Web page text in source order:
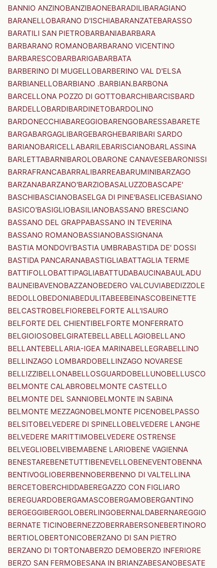
BANNIO ANZINOBANZIBAONEBARADILIBARAGIANO
BARANELLOBARANO D'ISCHIABARANZATEBARASSO
BARATILI SAN PIETROBARBANIABARBARA
BARBARANO ROMANOBARBARANO VICENTINO
BARBARESCOBARBARIGABARBATA
BARBERINO DI MUGELLOBARBERINO VAL D'ELSA
BARBIANELLOBARBIANO .BARBIAN.BARBONA
BARCELLONA POZZO DI GOTTOBARCHIBARCISBARD
BARDELLOBARDIBARDINETOBARDOLINO
BARDONECCHIABAREGGIOBARENGOBARESSABARETE
BARGABARGAGLIBARGEBARGHEBARIBARI SARDO
BARIANOBARICELLABARILEBARISCIANOBARLASSINA
BARLETTABARNIBAROLOBARONE CANAVESEBARONISSI
BARRAFRANCABARRALIBARREABARUMINIBARZAGO
BARZANABARZANO'BARZIOBASALUZZOBASCAPE'
BASCHIBASCIANOBASELGA DI PINE'BASELICEBASIANO
BASICO'BASIGLIOBASILIANOBASSANO BRESCIANO
BASSANO DEL GRAPPABASSANO IN TEVERINA
BASSANO ROMANOBASSIANOBASSIGNANA
BASTIA MONDOVI'BASTIA UMBRABASTIDA DE' DOSSI
BASTIDA PANCARANABASTIGLIABATTAGLIA TERME
BATTIFOLLOBATTIPAGLIABATTUDABAUCINABAULADU
BAUNEIBAVENOBAZZANOBEDERO VALCUVIABEDIZZOLE
BEDOLLOBEDONIABEDULITABEEBEINASCOBEINETTE
BELCASTROBELFIOREBELFORTE ALL'ISAURO
BELFORTE DEL CHIENTIBELFORTE MONFERRATO
BELGIOIOSOBELGIRATEBELLABELLAGIOBELLANO
BELLANTEBELLARIA-IGEA MARINABELLEGRABELLINO
BELLINZAGO LOMBARDOBELLINZAGO NOVARESE
BELLIZZIBELLONABELLOSGUARDOBELLUNOBELLUSCO
BELMONTE CALABROBELMONTE CASTELLO
BELMONTE DEL SANNIOBELMONTE IN SABINA
BELMONTE MEZZAGNOBELMONTE PICENOBELPASSO
BELSITOBELVEDERE DI SPINELLOBELVEDERE LANGHE
BELVEDERE MARITTIMOBELVEDERE OSTRENSE
BELVEGLIOBELVIBEMABENE LARIOBENE VAGIENNA
BENESTAREBENETUTTIBENEVELLOBENEVENTOBENNA
BENTIVOGLIOBERBENNOBERBENNO DI VALTELLINA
BERCETOBERCHIDDABEREGAZZO CON FIGLIARO
BEREGUARDOBERGAMASCOBERGAMOBERGANTINO
BERGEGGIBERGOLOBERLINGOBERNALDABERNAREGGIO
BERNATE TICINOBERNEZZOBERRABERSONEBERTINORO
BERTIOLOBERTONICOBERZANO DI SAN PIETRO
BERZANO DI TORTONABERZO DEMOBERZO INFERIORE
BERZO SAN FERMOBESANA IN BRIANZABESANOBESATE